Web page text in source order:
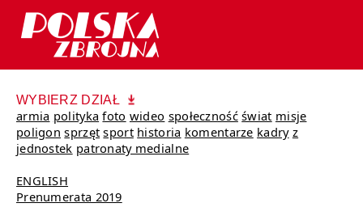
WYBIERZ DZIAŁ
armia polityka foto wideo społeczność świat misje
poligon sprzęt sport historia komentarze kadry z
jednostek patronaty medialne
ENGLISH
Prenumerata 2019